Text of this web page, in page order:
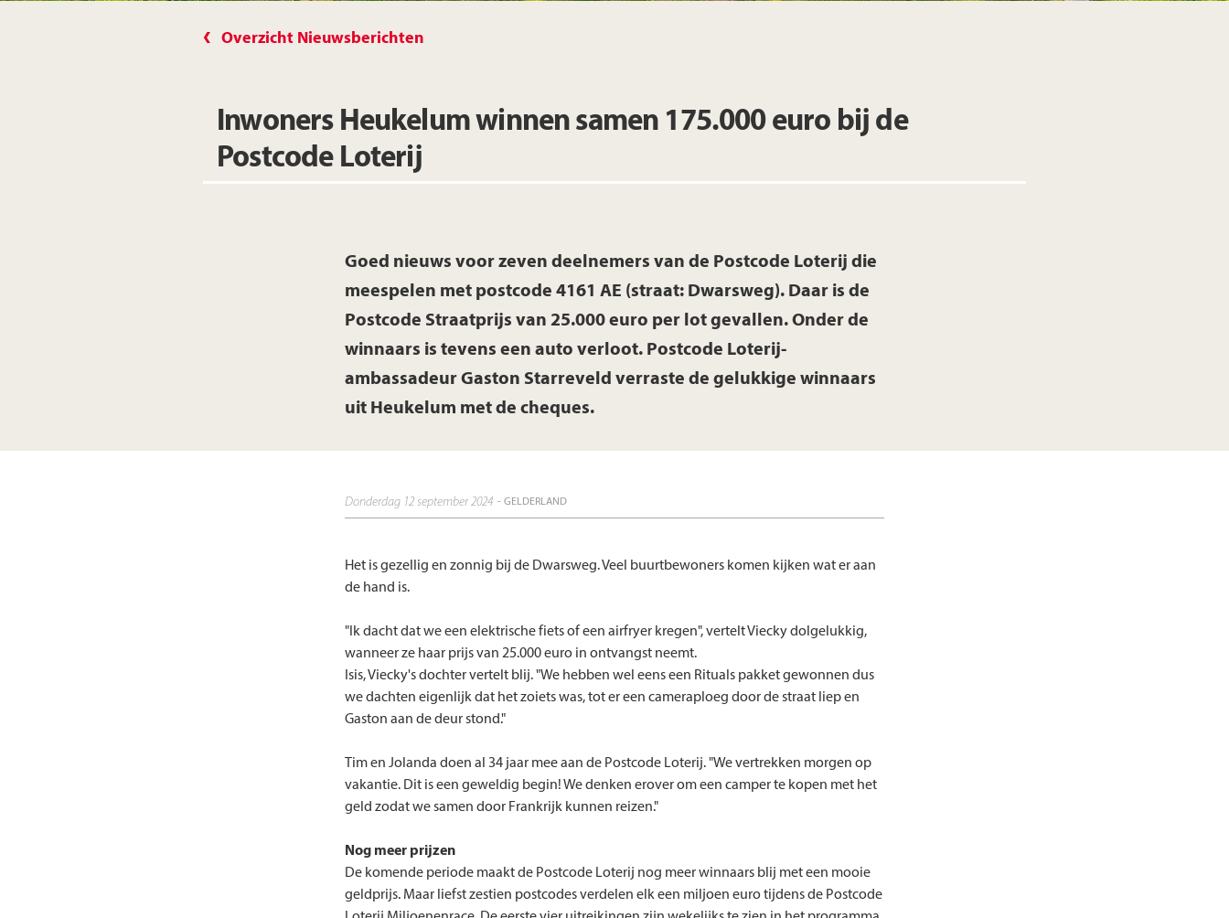
Overzicht Nieuwsberichten
Inwoners Heukelum winnen samen 175.000 euro bij de
Postcode Loterij
Goed nieuws voor zeven deelnemers van de Postcode Loterij die
meespelen met postcode 4161 AE (straat: Dwarsweg). Daar is de
Postcode Straatprijs van 25.000 euro per lot gevallen. Onder de
winnaars is tevens een auto verloot. Postcode Loterij-
ambassadeur Gaston Starreveld verraste de gelukkige winnaars
uit Heukelum met de cheques.
donderdag 12 september 2024 - GELDERLAND
Het is gezellig en zonnig bij de Dwarsweg. Veel buurtbewoners komen kijken wat er aan
de hand is.
"Ik dacht dat we een elektrische fiets of een airfryer kregen", vertelt Viecky dolgelukkig,
wanneer ze haar prijs van 25.000 euro in ontvangst neemt.
Isis, Viecky's dochter vertelt blij. "We hebben wel eens een Rituals pakket gewonnen dus
we dachten eigenlijk dat het zoiets was, tot er een cameraploeg door de straat liep en
Gaston aan de deur stond."
Tim en Jolanda doen al 34 jaar mee aan de Postcode Loterij. "We vertrekken morgen op
vakantie. Dit is een geweldig begin! We denken erover om een camper te kopen met het
geld zodat we samen door Frankrijk kunnen reizen."
Nog meer prijzen
De komende periode maakt de Postcode Loterij nog meer winnaars blij met een mooie
geldprijs. Maar liefst zestien postcodes verdelen elk een miljoen euro tijdens de Postcode